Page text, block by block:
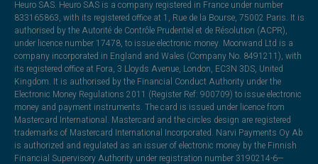
Heuro SAS. Heuro SAS is a company registered in France under number
833165863, with its registered office at 1, Rue de la Bourse, 75002 Paris. It is
authorised by the Autorité de Contrôle Prudentiel et de Résolution (ACPR),
under licence number 17478, to issue electronic money. Moorwand Ltd is a
company incorporated in England and Wales (Company No. 8491211), with
its registered office at Fora, 3 Lloyds Avenue, London, EC3N 3DS, United
Kingdom. It is authorised by the Financial Conduct Authority under the
Electronic Money Regulations 2011 (Register Ref: 900709) to issue electronic
money and payment instruments. The card is issued under licence from
Mastercard International. Mastercard and the circles design are registered
trademarks of Mastercard International Incorporated. Narvi Payments Oy Ab
is authorized and regulated as an issuer of electronic money by the Finnish
Financial Supervisory Authority under registration number 3190214-6—